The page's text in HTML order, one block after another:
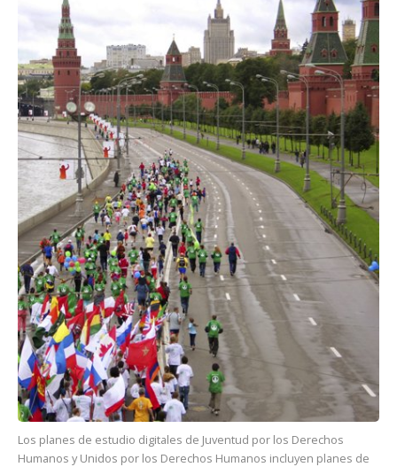
Los planes de estudio digitales de Juventud por los Derechos
Humanos y Unidos por los Derechos Humanos incluyen planes de